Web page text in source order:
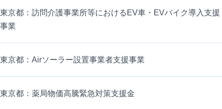
東京都：訪問介護事業所等におけるEV車・EVバイク導入支援
事業
東京都：Airソーラー設置事業者支援事業
東京都：薬局物価高騰緊急対策支援金